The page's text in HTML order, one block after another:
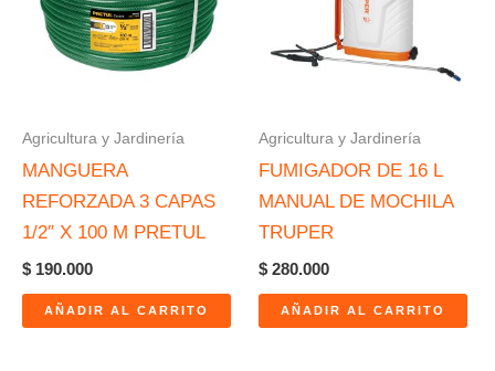
Agricultura y Jardinería
MANGUERA
REFORZADA 3 CAPAS
1/2″ X 100 M PRETUL
$ 190.000
AÑADIR AL CARRITO
Agricultura y Jardinería
FUMIGADOR DE 16 L
MANUAL DE MOCHILA
TRUPER
$ 280.000
AÑADIR AL CARRITO